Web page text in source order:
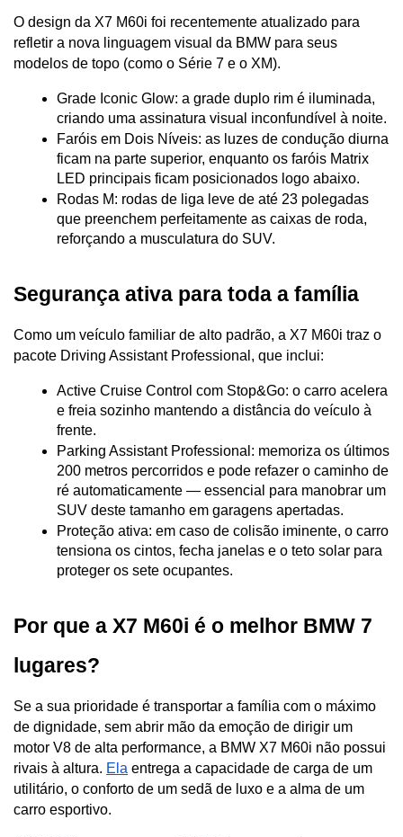
O design da X7 M60i foi recentemente atualizado para
refletir a nova linguagem visual da BMW para seus
modelos de topo (como o Série 7 e o XM).
Grade Iconic Glow: a grade duplo rim é iluminada,
criando uma assinatura visual inconfundível à noite.
Faróis em Dois Níveis: as luzes de condução diurna
ficam na parte superior, enquanto os faróis Matrix
LED principais ficam posicionados logo abaixo.
Rodas M: rodas de liga leve de até 23 polegadas
que preenchem perfeitamente as caixas de roda,
reforçando a musculatura do SUV.
Segurança ativa para toda a família
Como um veículo familiar de alto padrão, a X7 M60i traz o
pacote Driving Assistant Professional, que inclui:
Active Cruise Control com Stop&Go: o carro acelera
e freia sozinho mantendo a distância do veículo à
frente.
Parking Assistant Professional: memoriza os últimos
200 metros percorridos e pode refazer o caminho de
ré automaticamente — essencial para manobrar um
SUV deste tamanho em garagens apertadas.
Proteção ativa: em caso de colisão iminente, o carro
tensiona os cintos, fecha janelas e o teto solar para
proteger os sete ocupantes.
Por que a X7 M60i é o melhor BMW 7
lugares?
Se a sua prioridade é transportar a família com o máximo
de dignidade, sem abrir mão da emoção de dirigir um
motor V8 de alta performance, a BMW X7 M60i não possui
rivais à altura. Ela entrega a capacidade de carga de um
utilitário, o conforto de um sedã de luxo e a alma de um
carro esportivo.